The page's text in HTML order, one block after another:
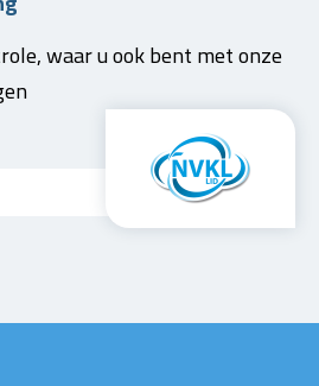
waar u ook bent met onze